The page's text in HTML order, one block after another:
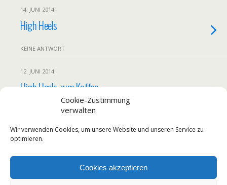
Cookie-Zustimmung
verwalten
Wir verwenden Cookies, um unsere Website und unseren Service zu
optimieren.
Cookies akzeptieren
14. JUNI 2014
High Heels
KEINE ANTWORT
12. JUNI 2014
High Heels zum Kaffee
KEINE ANTWORT
Weitere Von Diesem Monat Laden…
Zum Seitenanfang